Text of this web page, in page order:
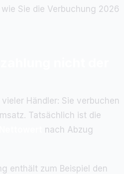
Sie die Verbuchung 2026
Händler: Sie verbuchen
Tatsächlich ist die
nach Abzug
enthält zum Beispiel den